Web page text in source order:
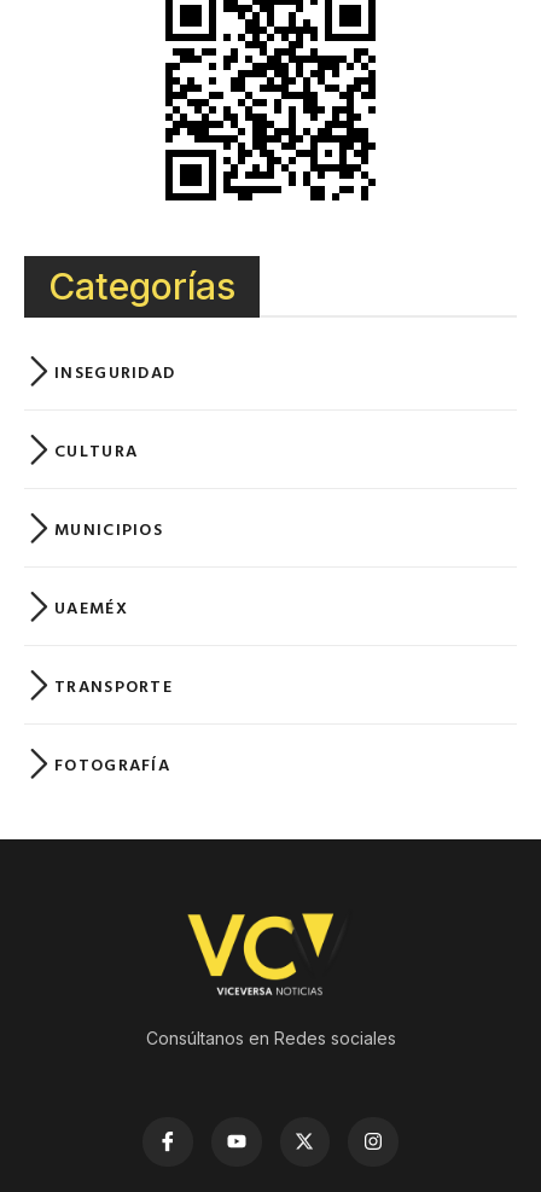
Categorías
INSEGURIDAD
CULTURA
MUNICIPIOS
UAEMÉX
TRANSPORTE
FOTOGRAFÍA
Consúltanos en Redes sociales